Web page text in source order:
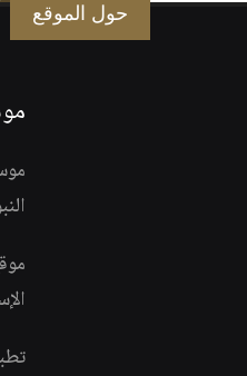
حول الموقع